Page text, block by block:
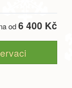
od6 400 Kč